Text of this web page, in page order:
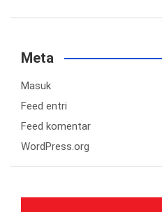
Meta
Masuk
Feed entri
Feed komentar
WordPress.org